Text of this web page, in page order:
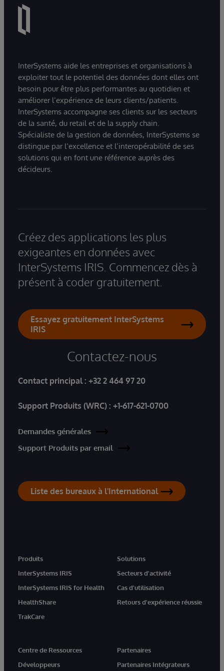
InterSystems aide les entreprises et organisations à
exploiter tout le potentiel des données dont elles ont
besoin pour être plus performantes au quotidien et
améliorer l’expérience de leurs clients/patients.
InterSystems accompagne ses clients sur les secteurs
de la santé, du retail et de la supply chain.
Spécialiste de la gestion de données, InterSystems se
distingue par l’excellence et l’interopérabilité de ses
solutions qui en font une référence auprès des
décideurs.
Créez des applications les plus
exigeantes en données avec
InterSystems IRIS. Commencez dès à
présent à coder gratuitement.
Essayez gratuitement InterSystems
IRIS
Contactez-nous
Contact principal : +32 2 464 97 20
Support Produits (WRC) : +1-617-621-0700
Demandes générales
Support Produits par email
Liste des bureaux à l'International
Produits
InterSystems IRIS
InterSystems IRIS for Health
HealthShare
TrakCare
Solutions
Secteurs d'activité
Cas d'utilisation
Retours d'expérience réussie
Centre de Ressources
Développeurs
Partenaires
Partenaires Intégrateurs